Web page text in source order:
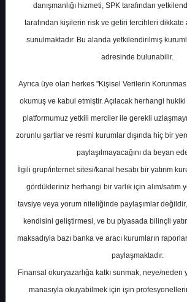
Hedef Fiyat 133.50 ₺
Getiri
%0.00
0 0
En Yüksek Tahmin
Ortalama Fiyat Tahmini
Ortalama Getiri Potansiyeli
danışmanlığı hizmeti, SPK tarafından
tarafından kişilerin risk ve getiri tercihleri dikkate
sunulmaktadır. Bu alanda yetkilendirilmiş
adresinde bulunabilir.
Ayrıca üye olan herkes "Kişisel Verilerin
okumuş ve kabul etmiştir. Açılacak herhangi
platformumuz yetkili merciler ile gerekli
zorunlu şartlar ve resmi kurumlar dışında hiç bir
paylaşılmayacağını da beyan
İlgili grup/internet sitesi/kanal hesabı bir yatırım
gördükleriniz herhangi bir varlık için alım/satım
tavsiye veya yorum niteliğinde paylaşımlar değildir,
kendisini geliştirmesi, ve bu piyasada bilinçli
maksadıyla bazı banka ve aracı kurumların
paylaşmaktadır.
Finansal okuryazarlığa katkı sunmak, neye/neden
manasıyla okuyabilmek için işin